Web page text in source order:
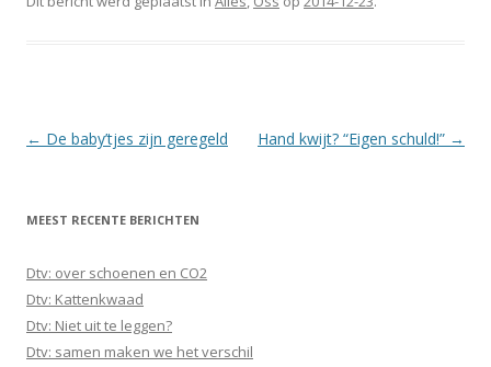
Berichtnavigatie
← De baby’tjes zijn geregeld Hand kwijt? “Eigen schuld!” →
MEEST RECENTE BERICHTEN
Dtv: over schoenen en CO2
Dtv: Kattenkwaad
Dtv: Niet uit te leggen?
Dtv: samen maken we het verschil